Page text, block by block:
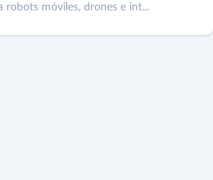
robots móviles, drones e int...